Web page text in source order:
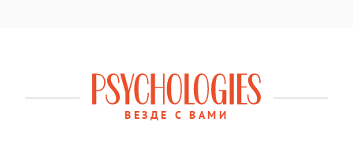
ВЕЗДЕ С ВАМИ